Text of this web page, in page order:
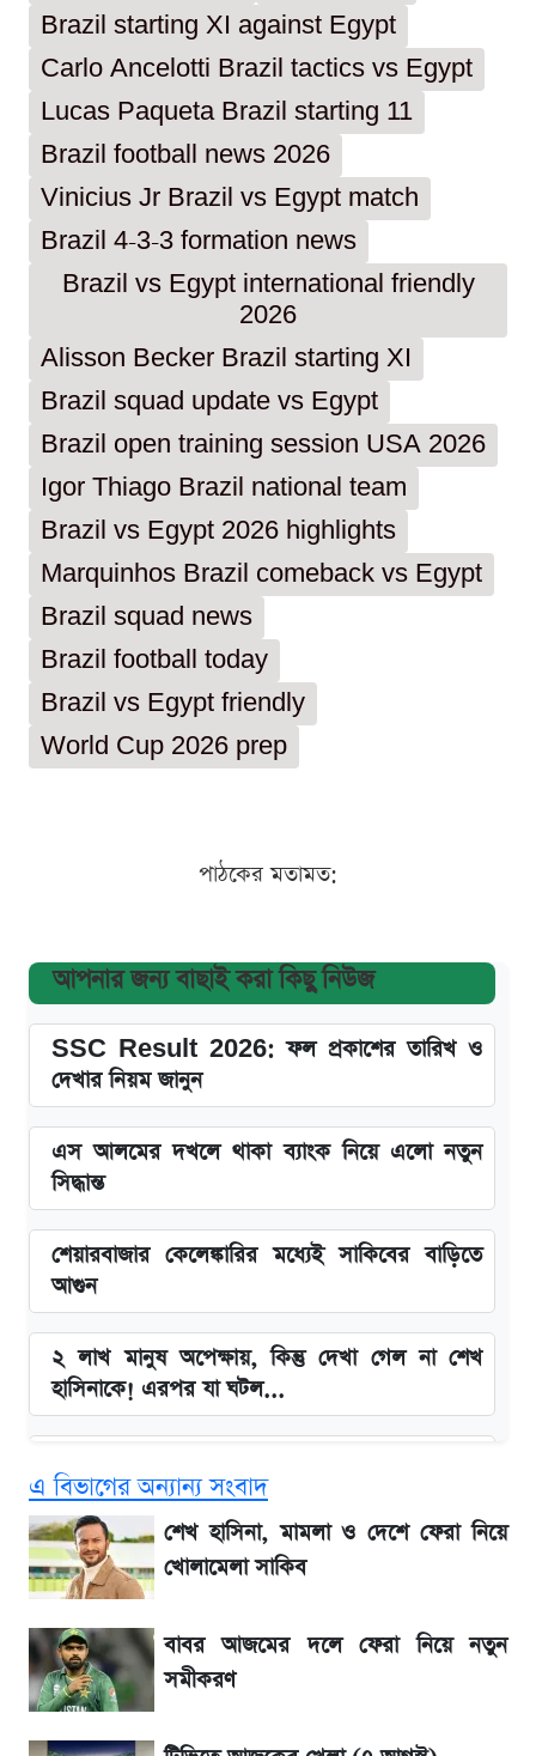
Brazil starting XI against Egypt
Carlo Ancelotti Brazil tactics vs Egypt
Lucas Paqueta Brazil starting 11
Brazil football news 2026
Vinicius Jr Brazil vs Egypt match
Brazil 4-3-3 formation news
Brazil vs Egypt international friendly
2026
Alisson Becker Brazil starting XI
Brazil squad update vs Egypt
Brazil open training session USA 2026
Igor Thiago Brazil national team
Brazil vs Egypt 2026 highlights
Marquinhos Brazil comeback vs Egypt
Brazil squad news
Brazil football today
Brazil vs Egypt friendly
World Cup 2026 prep
পাঠকের মতামত:
আপনার জন্য বাছাই করা কিছু নিউজ
SSC Result 2026: ফল প্রকাশের তারিখ ও
দেখার নিয়ম জানুন
এস আলমের দখলে থাকা ব্যাংক নিয়ে এলো নতুন
সিদ্ধান্ত
শেয়ারবাজার কেলেঙ্কারির মধ্যেই সাকিবের বাড়িতে
আগুন
২ লাখ মানুষ অপেক্ষায়, কিন্তু দেখা গেল না শেখ
হাসিনাকে! এরপর যা ঘটল...
Redmi K80 নিয়ে আপডেট
বাংলাদেশ নিয়ে যা বললেন সজীব ওয়াজেদ জয়
সাকিবের বাড়িতে হামলা নিয়ে মুখ খুললেন দিলীপ
ঘোষ
লিটনকে নিয়ে টিম ম্যানেজমেন্টের নতুন পরিকল্পনা
এ বিভাগের অন্যান্য সংবাদ
শেখ হাসিনা, মামলা ও দেশে ফেরা নিয়ে
খোলামেলা সাকিব
বাবর আজমের দলে ফেরা নিয়ে নতুন
সমীকরণ